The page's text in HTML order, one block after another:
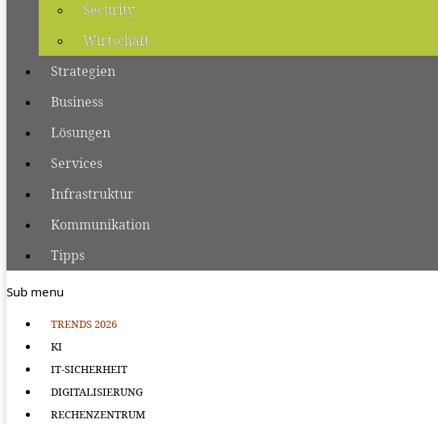
Security
Wirtschaft
Strategien
Business
Lösungen
Services
Infrastruktur
Kommunikation
Tipps
Sub menu
TRENDS 2026
KI
IT-SICHERHEIT
DIGITALISIERUNG
RECHENZENTRUM